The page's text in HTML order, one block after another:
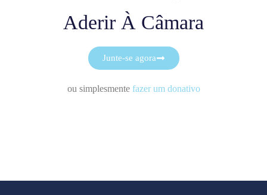
Aderir À Câmara
Junte-se agora
ou simplesmente fazer um donativo